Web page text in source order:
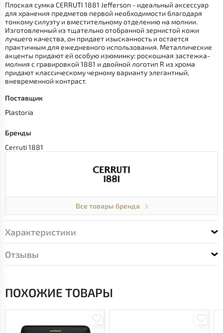
Плоская сумка CERRUTI 1881 Jefferson - идеальный аксессуар
для хранения предметов первой необходимости благодаря
тонкому силуэту и вместительному отделению на молнии.
Изготовленный из тщательно отобранной зернистой кожи
лучшего качества, он придает изысканность и остается
практичным для ежедневного использования. Металлические
акценты придают ей особую изюминку: роскошная застежка-
молния с гравировкой 1881 и двойной логотип R из хрома
придают классическому черному варианту элегантный,
вневременной контраст.
Поставщик
Plastoria
Бренды
Cerruti 1881
Все товары бренда
Характеристики
Отзывы
ПОХОЖИЕ ТОВАРЫ